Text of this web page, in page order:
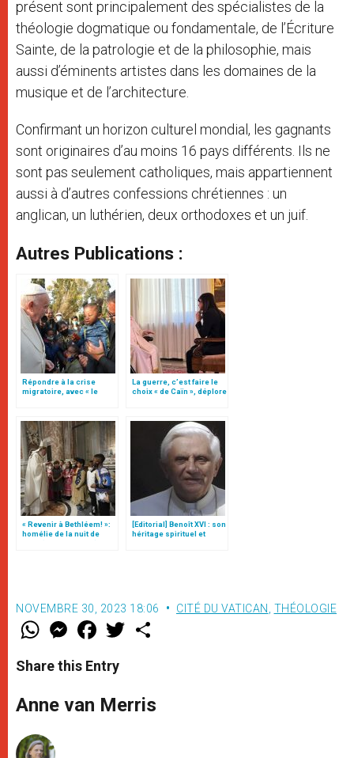
présent sont principalement des spécialistes de la
théologie dogmatique ou fondamentale, de l’Écriture
Sainte, de la patrologie et de la philosophie, mais
aussi d’éminents artistes dans les domaines de la
musique et de l’architecture.
Confirmant un horizon culturel mondial, les gagnants
sont originaires d’au moins 16 pays différents. Ils ne
sont pas seulement catholiques, mais appartiennent
aussi à d’autres confessions chrétiennes : un
anglican, un luthérien, deux orthodoxes et un juif.
Autres Publications :
Répondre à la crise
migratoire, avec « le
La guerre, c’est faire le
choix « de Caïn », déplore
« Revenir à Bethléem! »:
homélie de la nuit de
Noël (texte complet)
[Editorial] Benoît XVI : son
héritage spirituel et
NOVEMBRE 30, 2023 18:06 CITÉ DU VATICAN THÉOLOGIE
W
t
s
p
p
M
e
s
e
g
e
F
a
e
b
o
k
w
r
Share this Entry
Anne van Merris